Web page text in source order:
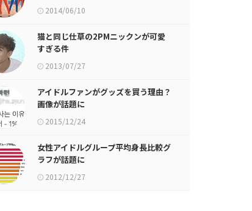
2014/06/10
猫と同じ仕草の2PMニックンが可愛
すぎる件
2013/07/27
アイドルファンがグッズを買う理由？
画像が話題に
2015/12/24
女性アイドルグループ平均身長比較グ
ラフが話題に
2012/12/27